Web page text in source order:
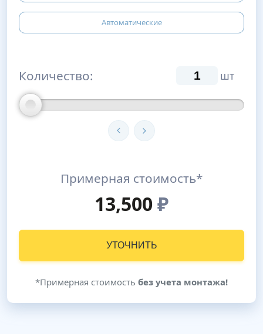
Автоматические
Количество: шт
Примерная стоимость*
13,500₽
УТОЧНИТЬ
*Примерная стоимость без учета монтажа!